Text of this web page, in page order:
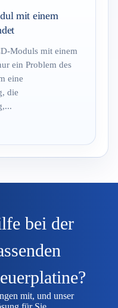
mit einem
Moduls mit einem
ein Problem des
eine
die
bei der
mit, und unser